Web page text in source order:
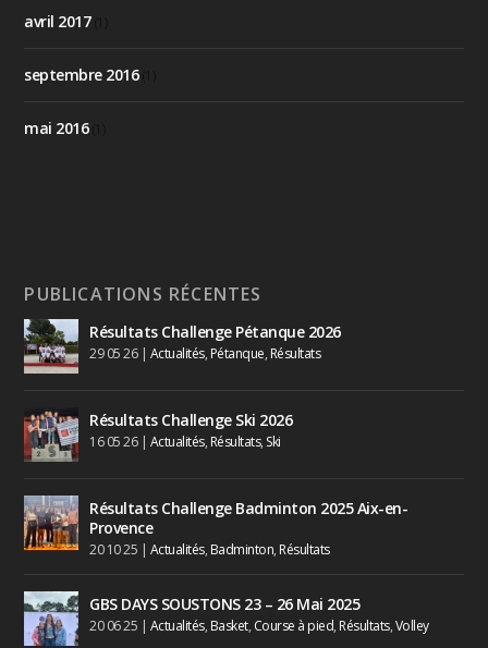
avril 2017(1)
septembre 2016(1)
mai 2016(1)
PUBLICATIONS RÉCENTES
Résultats Challenge Pétanque 2026
29 05 26| Actualités, Pétanque, Résultats
Résultats Challenge Ski 2026
16 05 26| Actualités, Résultats, Ski
Résultats Challenge Badminton 2025 Aix-en-
Provence
20 10 25 | Actualités, Badminton, Résultats
GBS DAYS SOUSTONS 23 – 26 Mai 2025
20 06 25 | Actualités, Basket, Course à pied, Résultats,Volley